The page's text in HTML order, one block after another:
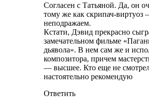
Согласен с Татьяной. Да, он
тому же как скрипач-
неподражаем.
Кстати, Дэвид прекрасно
замечательном фильме
дьявола». В нем сам же и
композитора, причем
— высшее. Кто еще не
настоятельно рекомендую
Ответить